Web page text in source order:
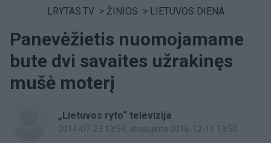
LRYTAS.TV > ŽINIOS > LIETUVOS DIENA
Panevėžietis nuomojamame
bute dvi savaites užrakinęs
mušė moterį
„Lietuvos ryto“ televizija
2014-07-23 13:59, atnaujinta 2016-12-11 13:50